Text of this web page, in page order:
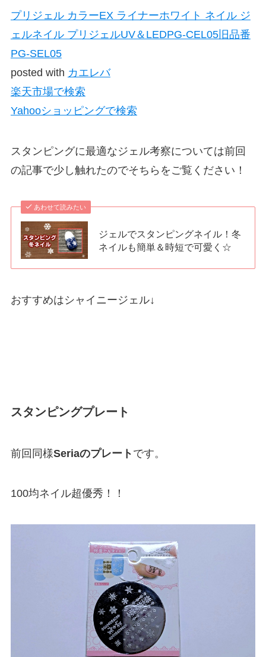
プリジェル カラーEX ライナーホワイト ネイル ジ
ェルネイル プリジェルUV＆LEDPG-CEL05旧品番
PG-SEL05
posted with カエレバ
楽天市場で検索
Yahooショッピングで検索
スタンピングに最適なジェル考察については前回
の記事で少し触れたのでそちらをご覧ください！
あわせて読みたい
ジェルでスタンピングネイル！冬
ネイルも簡単＆時短で可愛く☆
おすすめはシャイニージェル↓
スタンピングプレート
前回同様Seriaのプレート です。
100均ネイル超優秀！！